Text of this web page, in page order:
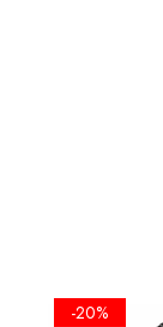
-20%